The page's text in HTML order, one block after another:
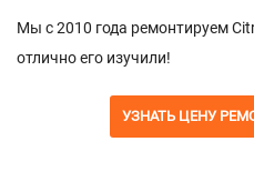
Мы с 2010 года ремонтируем
отлично его изучили!
УЗНАТЬ ЦЕНУ